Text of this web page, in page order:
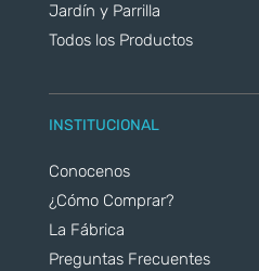
Jardín y Parrilla
Todos los Productos
INSTITUCIONAL
Conocenos
¿Cómo Comprar?
La Fábrica
Preguntas Frecuentes